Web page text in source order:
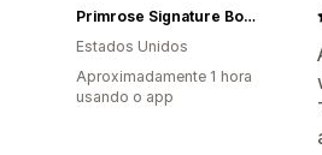
Primrose Signature Boutique
Estados Unidos
Aproximadamente 1 hora
usando o app